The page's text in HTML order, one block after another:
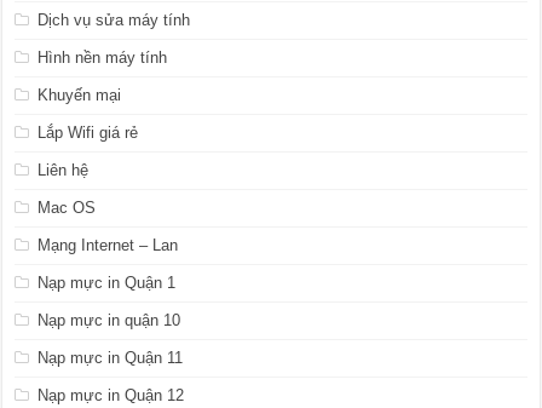
Dịch vụ sửa máy tính
Hình nền máy tính
Khuyến mại
Lắp Wifi giá rẻ
Liên hệ
Mac OS
Mạng Internet – Lan
Nạp mực in Quận 1
Nạp mực in quận 10
Nạp mực in Quận 11
Nạp mực in Quận 12